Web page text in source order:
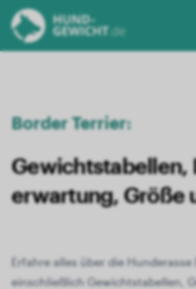
Border Terrier:
erwartung, Größe
Erfahre alles über die Hunderasse
einschließlich Gewichtstabellen,